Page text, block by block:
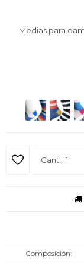
Medias para
1
Composición